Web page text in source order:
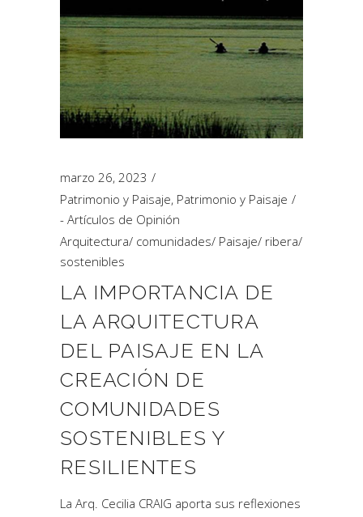
marzo 26, 2023
Patrimonio y Paisaje, Patrimonio y Paisaje
- Artículos de Opinión
Arquitectura/ comunidades/ Paisaje/ ribera/
sostenibles
LA IMPORTANCIA DE
LA ARQUITECTURA
DEL PAISAJE EN LA
CREACIÓN DE
COMUNIDADES
SOSTENIBLES Y
RESILIENTES
La Arq. Cecilia CRAIG aporta sus reflexiones